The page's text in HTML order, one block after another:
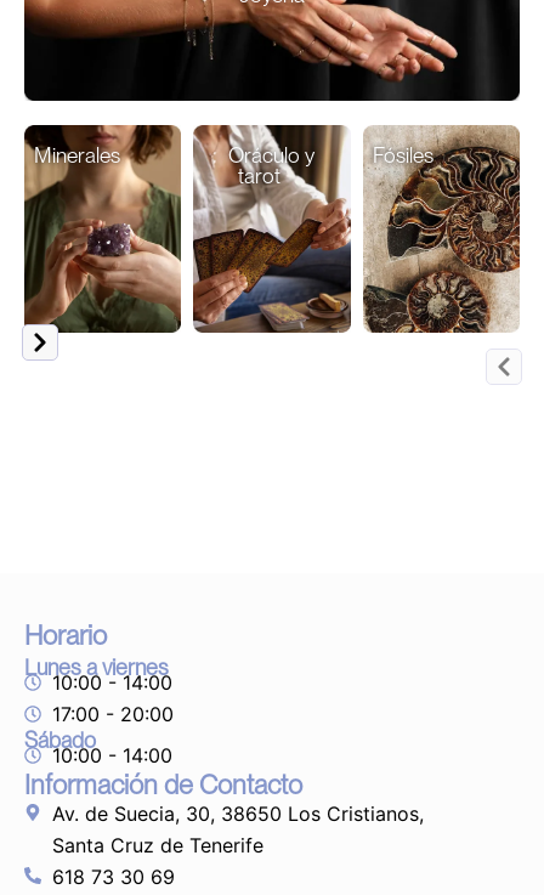
Minerales
Oráculo y
tarot
Fósiles
Horario
Lunes a viernes
10:00 - 14:00
17:00 - 20:00
Sábado
10:00 - 14:00
Información de Contacto
Av. de Suecia, 30, 38650 Los Cristianos,
Santa Cruz de Tenerife
618 73 30 69